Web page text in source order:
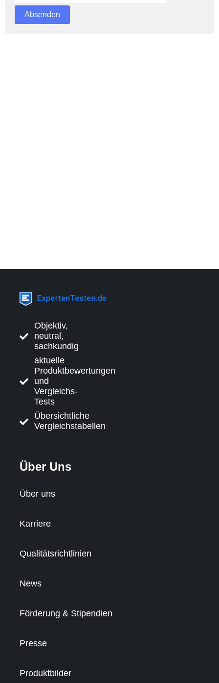
Objektiv,
neutral,
sachkundig
aktuelle
Produktbewertungen
und
Vergleichs-
Tests
Übersichtliche
Vergleichstabellen
Über Uns
Über uns
Karriere
Qualitätsrichtlinien
News
Förderung & Stipendien
Presse
Produktbilder